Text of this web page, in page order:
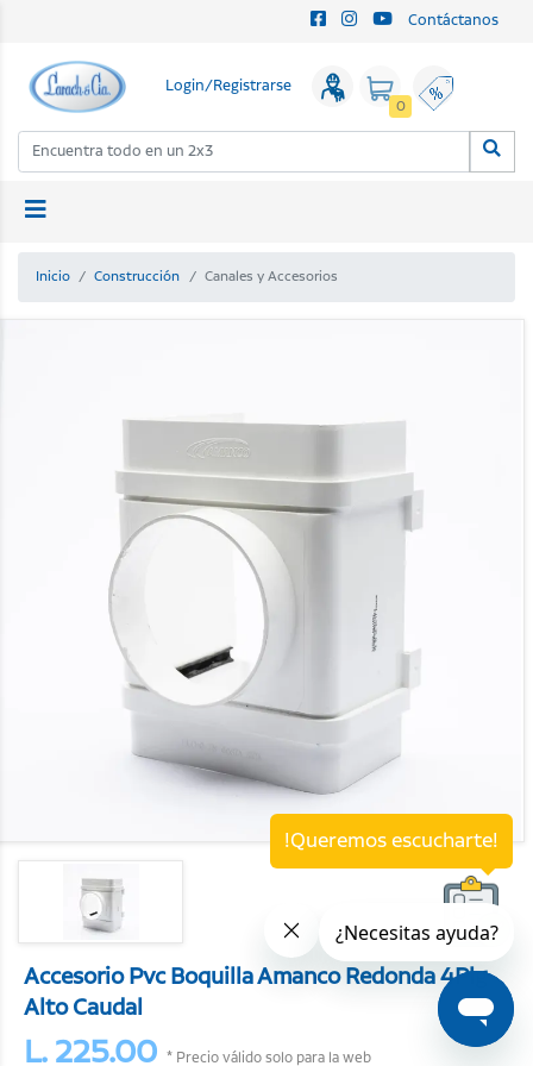
Contáctanos
Login/Registrarse
0
Inicio Construcción Canales y Accesorios
Accesorio Pvc Boquilla Amanco Redonda 4Plg
Alto Caudal
L. 225.00 * Precio válido solo para la web
!Queremos escucharte!